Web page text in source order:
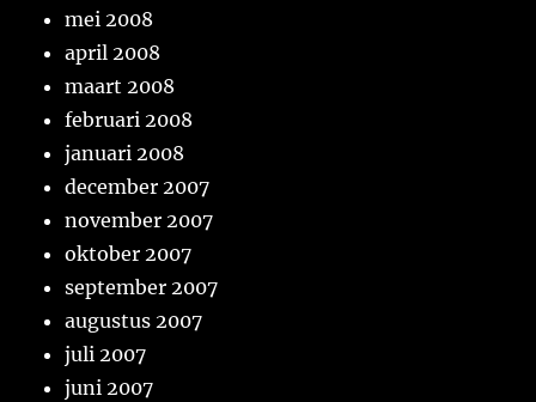
mei 2008
april 2008
maart 2008
februari 2008
januari 2008
december 2007
november 2007
oktober 2007
september 2007
augustus 2007
juli 2007
juni 2007